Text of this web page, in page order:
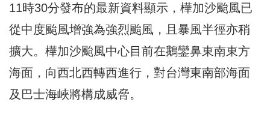
11時30分發布的最新資料顯示，樺加沙颱風已
從中度颱風增強為強烈颱風，且暴風半徑亦稍
擴大。樺加沙颱風中心目前在鵝鑾鼻東南東方
海面，向西北西轉西進行，對台灣東南部海面
及巴士海峽將構成威脅。